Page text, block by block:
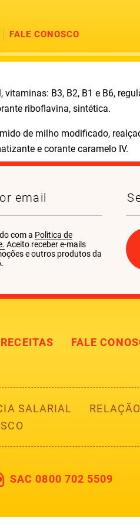
FALE CONOSCO
B3, B2, B1 e B6,
riboflavina, sintética.
de milho modificado,
e corante caramelo IV.
com a Politica de
Aceito receber e-mails
e outros produtos da
RECEITAS FALE
SALARIAL
SAC 0800 702 5509